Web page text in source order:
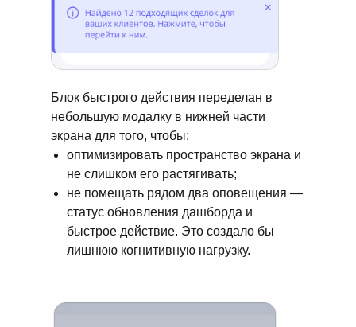
Блок быстрого действия переделан в
небольшую модалку в нижней части
экрана для того, чтобы:
оптимизировать пространство экрана и
не слишком его растягивать;
не помещать рядом два оповещения —
статус обновления дашборда и
быстрое действие. Это создало бы
лишнюю когнитивную нагрузку.